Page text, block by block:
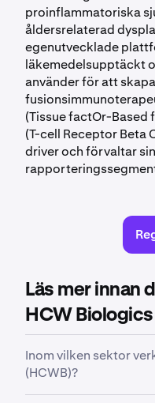
proinflammatoriska
åldersrelaterad
egenutvecklade
läkemedelsupptäckt
använder för att
(Tissue factOr-Based
(T-cell Receptor Beta
driver och förvaltar
Läs mer innan
HCW Biologics
Inom vilken sektor
(HCWB)?